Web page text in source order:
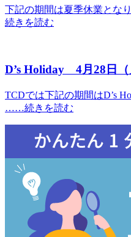
下記の期間は夏季休業と
続きを読む
D’s Holiday 4月28日
TCDでは下記の期間はD’s
……続きを読む